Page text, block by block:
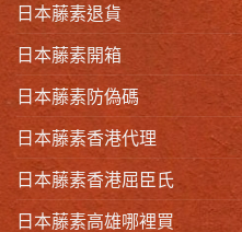
日本藤素退貨
日本藤素開箱
日本藤素防偽碼
日本藤素香港代理
日本藤素香港屈臣氏
日本藤素高雄哪裡買